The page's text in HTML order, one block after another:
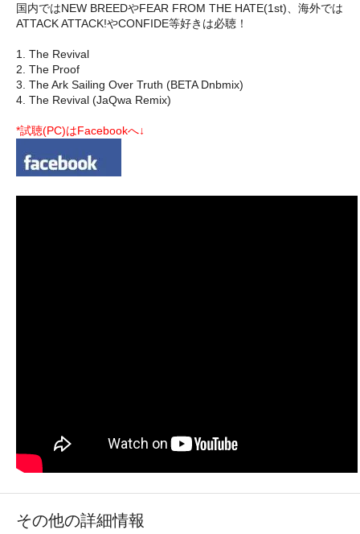
国内ではNEW BREEDやFEAR FROM THE HATE(1st)、海外では
ATTACK ATTACK!やCONFIDE等好きは必聴！
1. The Revival
2. The Proof
3. The Ark Sailing Over Truth (BETA Dnbmix)
4. The Revival (JaQwa Remix)
*試聴(PC)はFacebookへ↓
その他の詳細情報